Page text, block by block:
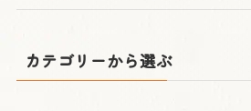
カテゴリーから選ぶ